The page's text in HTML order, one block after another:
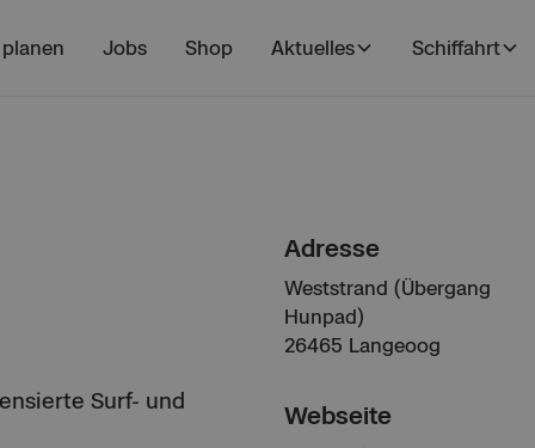
Jobs Shop Aktuelles Schiffahrt
Surf- und
Adresse
Weststrand (Übergang
Hunpad)
26465 Langeoog
Webseite